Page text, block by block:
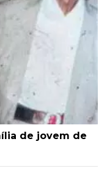
de jovem de